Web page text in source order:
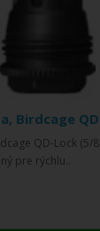
Birdcage
QD-Lock (5/
pre rýchlu..